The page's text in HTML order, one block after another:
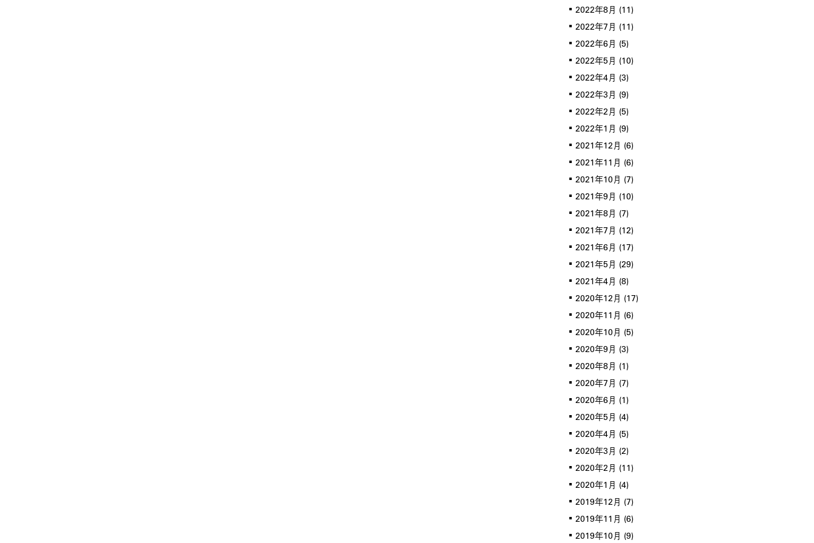
2022年8月 (11)
2022年7月 (11)
2022年6月 (5)
2022年5月 (10)
2022年4月 (3)
2022年3月 (9)
2022年2月 (5)
2022年1月 (9)
2021年12月 (6)
2021年11月 (6)
2021年10月 (7)
2021年9月 (10)
2021年8月 (7)
2021年7月 (12)
2021年6月 (17)
2021年5月 (29)
2021年4月 (8)
2020年12月 (17)
2020年11月 (6)
2020年10月 (5)
2020年9月 (3)
2020年8月 (1)
2020年7月 (7)
2020年6月 (1)
2020年5月 (4)
2020年4月 (5)
2020年3月 (2)
2020年2月 (11)
2020年1月 (4)
2019年12月 (7)
2019年11月 (6)
2019年10月 (9)